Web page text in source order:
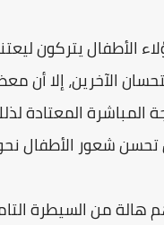
الأطفال يتركون
الآخرين، إلا أن
المباشرة المعتادة
تحسن شعور الأطفال
هالة من السيطرة